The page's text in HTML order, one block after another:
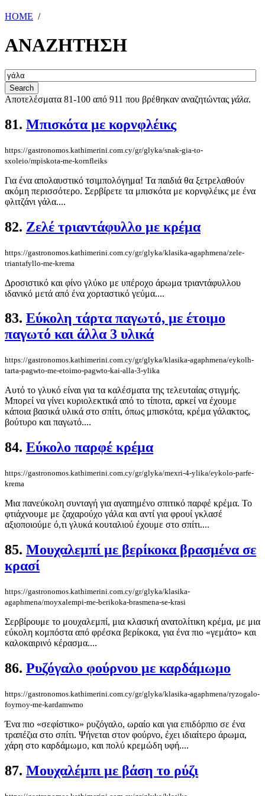
HOME /
ΑΝΑΖΗΤΗΣΗ
Αποτελέσματα 81-100 από 911 που βρέθηκαν αναζητώντας γάλα.
81. Μπισκότα με κορνφλέικς
https://gastronomos.kathimerini.com.cy/gr/glyka/snak-gia-to-
sxoleio/mpiskota-me-kornfleiks
Για ένα απολαυστικό τσιμπολόγημα! Τα παιδιά θα ξετρελαθούν
ακόμη περισσότερο. Σερβίρετε τα μπισκότα με κορνφλέικς με ένα
φλιτζάνι γάλα....
82. Ζελέ τριαντάφυλλο με κρέμα
https://gastronomos.kathimerini.com.cy/gr/glyka/klasika-agaphmena/zele-
triantafyllo-me-krema
Δροσιστικό και φίνο γλύκο με υπέροχο άρωμα τριαντάφυλλου
ιδανικό μετά από ένα χορταστικό γεύμα....
83. Εύκολη τάρτα παγωτό, με έτοιμο
παγωτό και άλλα 3 υλικά
https://gastronomos.kathimerini.com.cy/gr/glyka/klasika-agaphmena/eykolh-
tarta-pagwto-me-etoimo-pagwto-kai-alla-3-ylika
Αυτό το γλυκό είναι για τα καλέσματα της τελευταίας στιγμής.
Μπορεί να γίνει κυριολεκτικά από το τίποτα, αρκεί να έχουμε
κάποια βασικά υλικά στο σπίτι, όπως μπισκότα, κρέμα γάλακτος,
βούτυρο και παγωτό....
84. Εύκολο παρφέ κρέμα
https://gastronomos.kathimerini.com.cy/gr/glyka/mexri-4-ylika/eykolo-parfe-
krema
Μια πανεύκολη συνταγή για αγαπημένο σπιτικό παρφέ κρέμα. Το
φτιάχνουμε με ζαχαρούχο γάλα και αντί για φρουί γκλασέ
αξιοποιούμε ό,τι γλυκά κουταλιού έχουμε στο σπίτι....
85. Μουχαλεμπί με βερίκοκα βρασμένα σε
κρασί
https://gastronomos.kathimerini.com.cy/gr/glyka/klasika-
agaphmena/moyxalempi-me-berikoka-brasmena-se-krasi
Σερβίρουμε το μουχαλεμπί, μια κλασική ανατολίτικη κρέμα, με μια
εύκολη κομπόστα από φρέσκα βερίκοκα, για ένα πιο «γεμάτο» και
καλοκαιρινό κέρασμα....
86. Ρυζόγαλο φούρνου με καρδάμωμο
https://gastronomos.kathimerini.com.cy/gr/glyka/klasika-agaphmena/ryzogalo-
foyrnoy-me-kardamwmo
Ένα πιο «σεφίστικο» ρυζόγαλο, ωραίο και για επιδόρπιο σε ένα
τραπέζια στο σπίτι. Ψήνεται στον φούρνο, έχει ιδιαίτερο άρωμα,
χάρη στο καρδάμωμο, και πολύ κρεμώδη υφή....
87. Μουχαλέμπι με βάση το ρύζι